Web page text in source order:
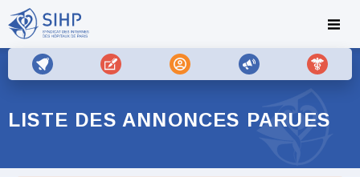
LISTE DES ANNONCES PARUES